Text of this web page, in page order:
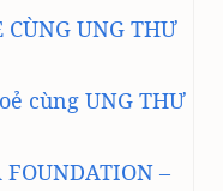
UNG THƯ
cùng UNG THƯ
–